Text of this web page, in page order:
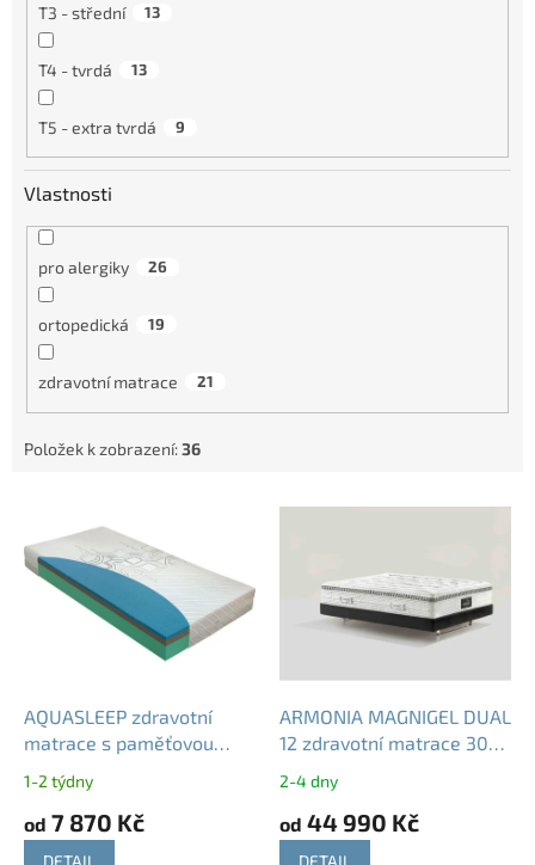
T3 - střední 13
T4 - tvrdá 13
T5 - extra tvrdá 9
Vlastnosti
pro alergiky 26
ortopedická 19
zdravotní matrace 21
Položek k zobrazení:36
p
AQUASLEEP zdravotní
matrace s paměťovou
130 kg
1-2 týdny
od 7 870 Kč
DETAIL
ARMONIA MAGNIGEL DUAL
12 zdravotní matrace 30
tuhost T3
2-4 dny
od 44 990 Kč
DETAIL